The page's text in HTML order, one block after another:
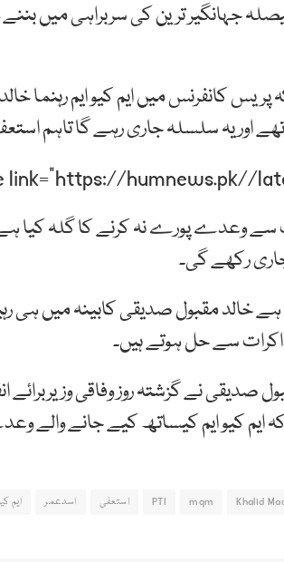
جہانگیر ترین کی سربراہی میں
کانفرنس میں ایم کیو ایم رہنما
اور یہ سلسلہ جاری رہے گا تاہم
سے وعدے پورے نہ کرنے کا گلہ کیا
رکھے گی۔
مقبول صدیقی کابینہ میں ہی
سے حل ہوتے ہیں۔
صدیقی نے گزشتہ روز وفاقی
ایم کیو ایم کیساتھ کیے جانے والے
Khalid
mqm
PTI استعفی اسدعمر ایم